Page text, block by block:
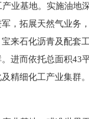
业基地。实施油地
，拓展天然气业务
来石化沥青及配套
进而依托总面积43
精细化工产业集群